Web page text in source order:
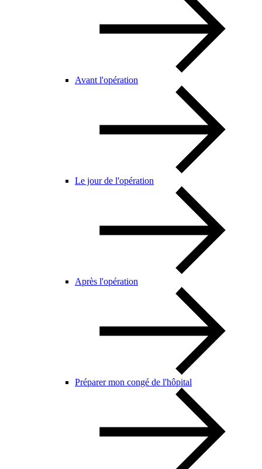
Avant l'opération
Le jour de l'opération
Après l'opération
Préparer mon congé de l'hôpital